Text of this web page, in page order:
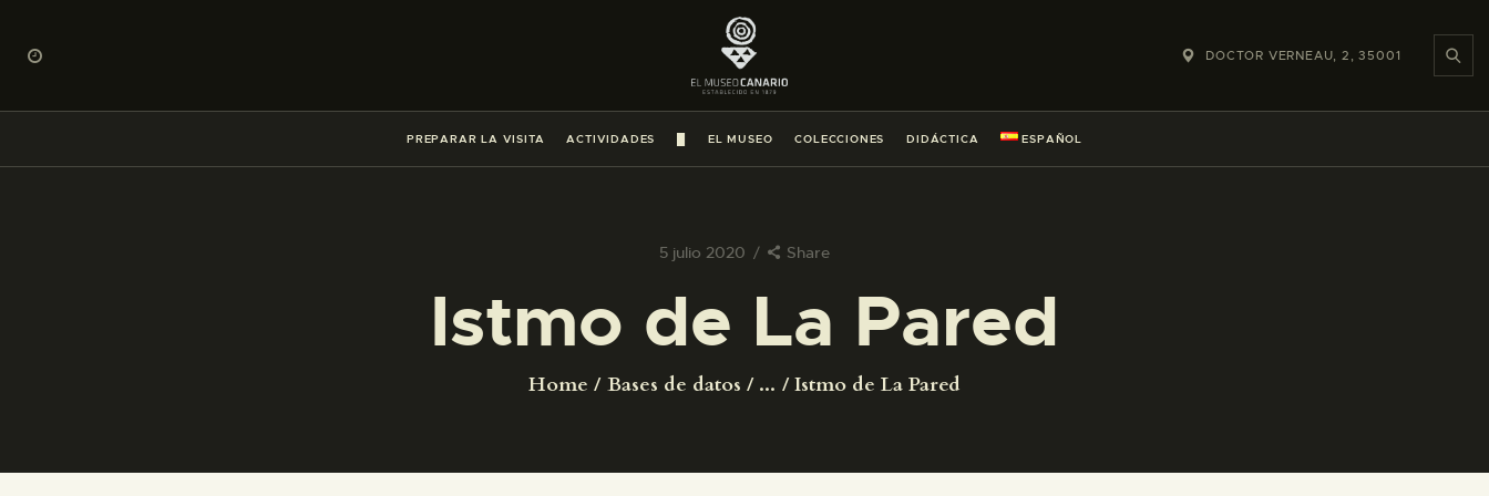
DOCTOR VERNEAU, 2, 35001
PREPARAR LA VISITA ACTIVIDADES EL MUSEO COLECCIONES DIDÁCTICA ESPAÑOL
5 julio 2020 Share
Istmo de La Pared
Home Bases de datos ... Istmo de La Pared
PREPARAR LA VISITA
ACTIVIDADES
█
COLECCIONES
DIDÁCTICA